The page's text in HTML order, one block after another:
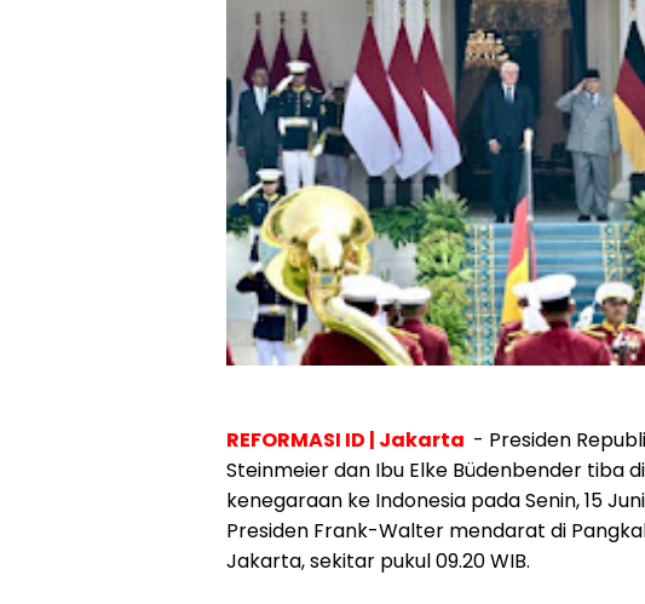
REFORMASI ID | Jakarta - Presiden
Steinmeier dan Ibu Elke Büdenbender tiba
kenegaraan ke Indonesia pada Senin, 15
Presiden Frank-Walter mendarat di
Jakarta, sekitar pukul 09.20 WIB.